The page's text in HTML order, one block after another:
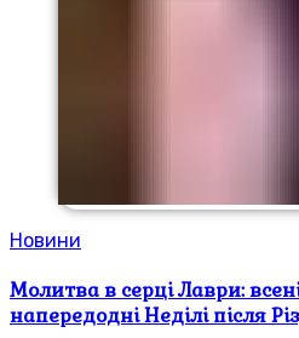
Новини
Молитва в серці Лаври:
напередодні Неділі після